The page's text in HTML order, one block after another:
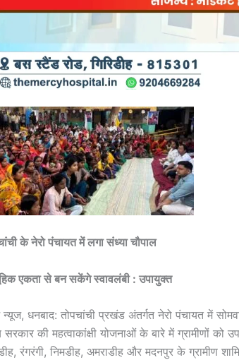
के नेरो पंचायत में लगा संध्या चौपाल
एकता से बन सकेंगे स्वावलंबी : उपायुक्त
धनबाद: तोपचांची प्रखंड अंतर्गत नेरो पंचायत में
सरकार की महत्वाकांक्षी योजनाओं के बारे में ग्रामीणों
रंगरंगी, निमडीह, अमराडीह और मदनपुर के ग्रामीण